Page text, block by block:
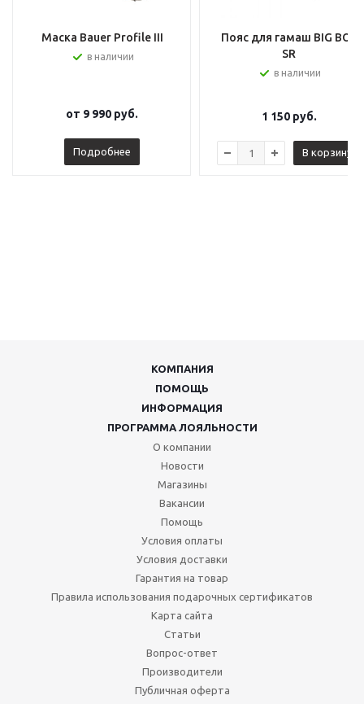
Маска Bauer Profile III
в наличии
от 9 990 руб.
Подробнее
Пояс для гамаш BIG BOY
SR
в наличии
1 150руб.
В корзину
КОМПАНИЯ
ПОМОЩЬ
ИНФОРМАЦИЯ
ПРОГРАММА ЛОЯЛЬНОСТИ
О компании
Новости
Магазины
Вакансии
Помощь
Условия оплаты
Условия доставки
Гарантия на товар
Правила использования подарочных сертификатов
Карта сайта
Статьи
Вопрос-ответ
Производители
Публичная оферта